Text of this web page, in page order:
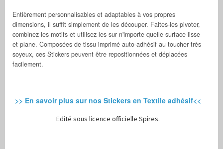
Entièrement personnalisables et adaptables à vos propres
dimensions, il suffit simplement de les découper. Faites-les pivoter,
combinez les motifs et utilisez-les sur n'importe quelle surface lisse
et plane. Composées de tissu imprimé auto-adhésif au toucher très
soyeux, ces Stickers peuvent être repositionnées et déplacées
facilement.
>> En savoir plus sur nos Stickers en Textile adhésif<<
Edité sous licence officielle Spires.